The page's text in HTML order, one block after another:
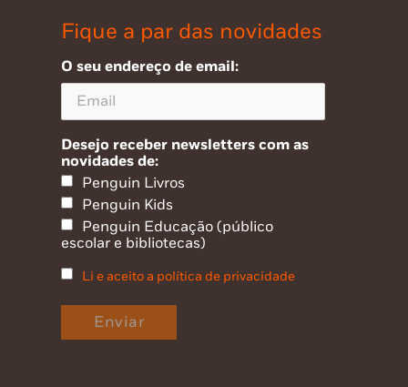
Fique a par das novidades
O seu endereço de email:
Desejo receber newsletters com as
novidades de:
Penguin Livros
Penguin Kids
Penguin Educação (público
escolar e bibliotecas)
Li e aceito a política de privacidade